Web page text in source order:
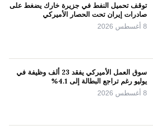
توقف تحميل النفط في جزيرة خارك يضغط على
صادرات إيران تحت الحصار الأميركي
8 أغسطس 2026
سوق العمل الأميركي يفقد 23 ألف وظيفة في
يوليو رغم تراجع البطالة إلى 4.1%
8 أغسطس 2026